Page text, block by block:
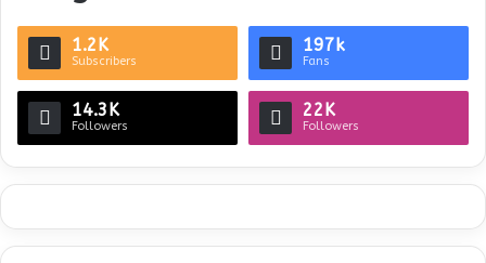
1.2K
Subscribers
197k
Fans
14.3K
Followers
22K
Followers